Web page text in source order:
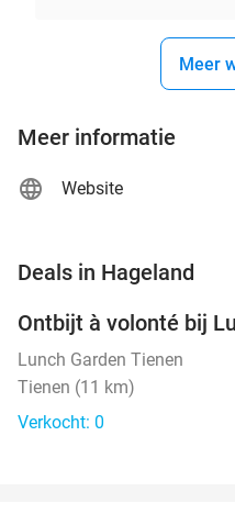
Meer
Meer informatie
Website
Deals in Hageland
NEW
TODAY
Ontbijt à volonté bij
Lunch Garden Tienen
Tienen (11 km)
Verkocht: 0